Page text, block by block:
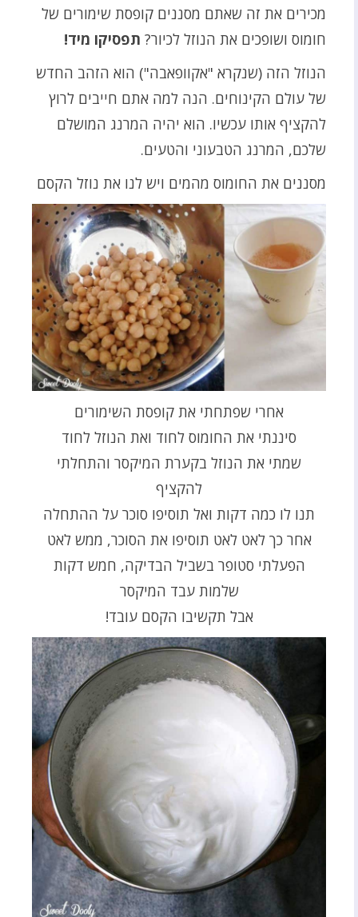
מכירים את זה שאתם מסננים קופסת שימורים של
חומוס ושופכים את הנוזל לכיור? תפסיקו מיד!
הנוזל הזה (שנקרא "אקוופאבה") הוא הזהב החדש
של עולם הקינוחים. הנה למה אתם חייבים לרוץ
להקציף אותו עכשיו. הוא יהיה המרנג המושלם
שלכם, המרנג הטבעוני והטעים.
מסננים את החומוס מהמים ויש לנו את נוזל הקסם
אחרי שפתחתי את קופסת השימורים
סיננתי את החומוס לחוד ואת הנוזל לחוד
שמתי את הנוזל בקערת המיקסר והתחלתי
להקציף
תנו לו כמה דקות ואל תוסיפו סוכר על ההתחלה
אחר כך לאט לאט תוסיפו את הסוכר, ממש לאט
הפעלתי סטופר בשביל הבדיקה, חמש דקות
שלמות עבד המיקסר
אבל תקשיבו הקסם עובד!